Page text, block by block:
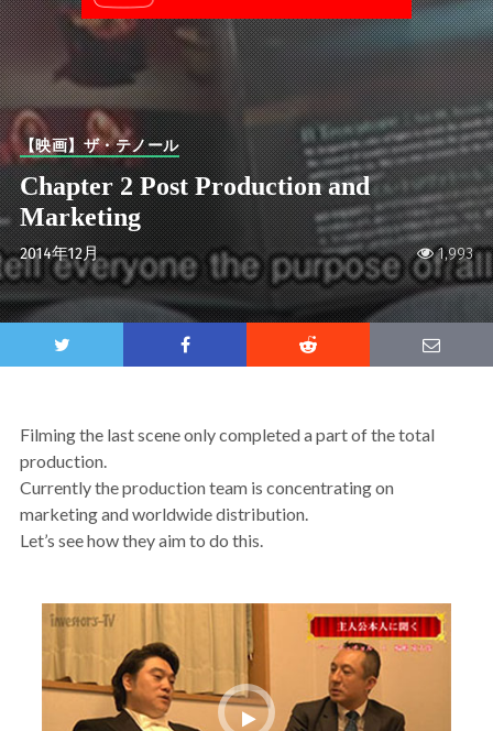
1,993
【映画】ザ・テノール
Chapter 2 Post Production and
Marketing
2014年12月
Filming the last scene only completed a part of the total
production.
Currently the production team is concentrating on
marketing and worldwide distribution.
Let’s see how they aim to do this.